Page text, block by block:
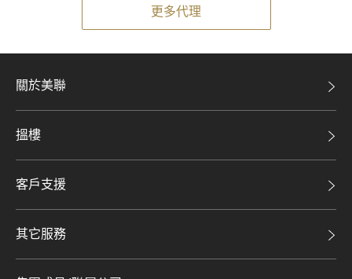
更多代理
關於美聯
美聯集團
集團動態
人才招募
網站地圖
搵樓
二手盤
買賣流程
客戶支援
自助放盤
其它服務
豪宅資訊